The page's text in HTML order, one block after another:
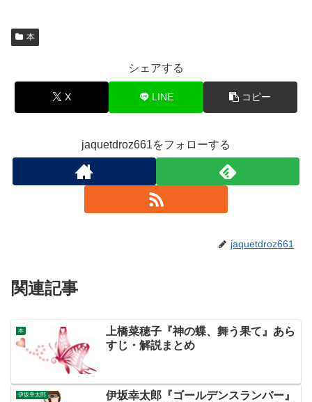
本
シェアする
X LINE コピー
jaquetdroz661をフォローする
jaquetdroz661
関連記事
本
上橋菜穂子『神の蝶、舞う果て』あら
すじ・解説まとめ
伊坂幸太郎
伊坂幸太郎『ゴールデンスランバー』